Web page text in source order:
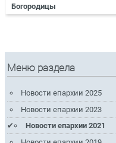
Богородицы
Меню раздела
Новости епархии 2025
Новости епархии 2023
Новости епархии 2021